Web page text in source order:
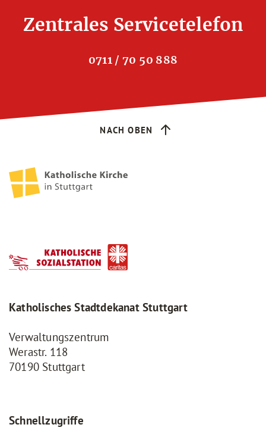
Zentrales Servicetelefon
0711 / 70 50 888
NACH OBEN
Katholisches Stadtdekanat Stuttgart
Verwaltungszentrum
Werastr. 118
70190 Stuttgart
Schnellzugriffe